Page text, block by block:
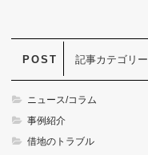
記事カテゴリー
ニュース/コラム
事例紹介
借地のトラブル